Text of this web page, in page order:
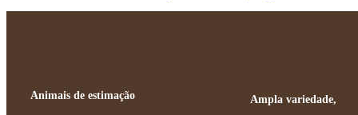
Animais de estimação Ampla variedade,